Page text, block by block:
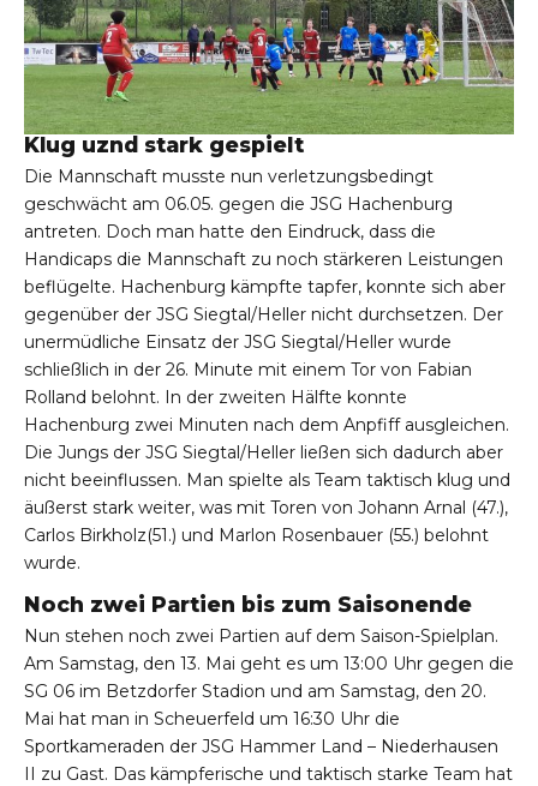
Klug uznd stark gespielt
Die Mannschaft musste nun verletzungsbedingt
geschwächt am 06.05. gegen die JSG Hachenburg
antreten. Doch man hatte den Eindruck, dass die
Handicaps die Mannschaft zu noch stärkeren Leistungen
beflügelte. Hachenburg kämpfte tapfer, konnte sich aber
gegenüber der JSG Siegtal/Heller nicht durchsetzen. Der
unermüdliche Einsatz der JSG Siegtal/Heller wurde
schließlich in der 26. Minute mit einem Tor von Fabian
Rolland belohnt. In der zweiten Hälfte konnte
Hachenburg zwei Minuten nach dem Anpfiff ausgleichen.
Die Jungs der JSG Siegtal/Heller ließen sich dadurch aber
nicht beeinflussen. Man spielte als Team taktisch klug und
äußerst stark weiter, was mit Toren von Johann Arnal (47.),
Carlos Birkholz(51.) und Marlon Rosenbauer (55.) belohnt
wurde.
Noch zwei Partien bis zum Saisonende
Nun stehen noch zwei Partien auf dem Saison-Spielplan.
Am Samstag, den 13. Mai geht es um 13:00 Uhr gegen die
SG 06 im Betzdorfer Stadion und am Samstag, den 20.
Mai hat man in Scheuerfeld um 16:30 Uhr die
Sportkameraden der JSG Hammer Land – Niederhausen
II zu Gast. Das kämpferische und taktisch starke Team hat